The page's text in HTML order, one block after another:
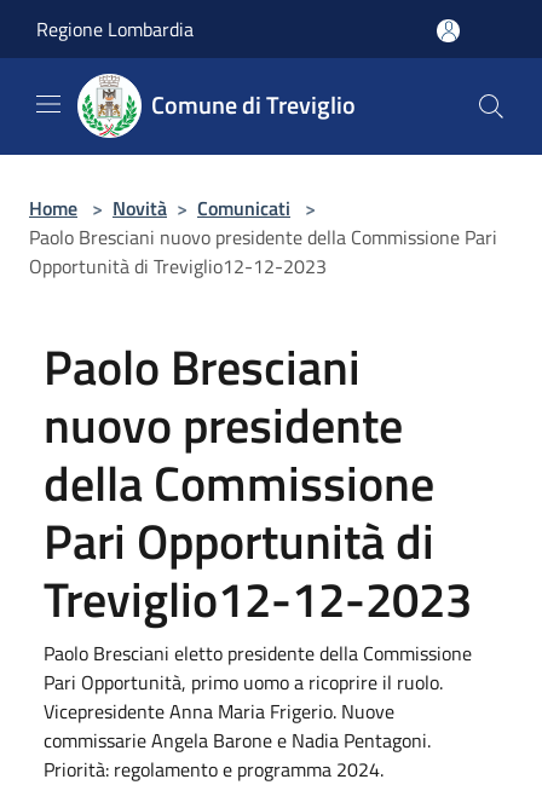
Regione Lombardia
Comune di Treviglio
Home > Novità > Comunicati >
Paolo Bresciani nuovo presidente della Commissione Pari
Opportunità di Treviglio12-12-2023
Paolo Bresciani
nuovo presidente
della Commissione
Pari Opportunità di
Treviglio12-12-2023
Paolo Bresciani eletto presidente della Commissione
Pari Opportunità, primo uomo a ricoprire il ruolo.
Vicepresidente Anna Maria Frigerio. Nuove
commissarie Angela Barone e Nadia Pentagoni.
Priorità: regolamento e programma 2024.